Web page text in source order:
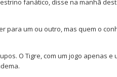
fanático, disse na manhã
para um ou outro, mas quem o
O Tigre, com um jogo apenas e